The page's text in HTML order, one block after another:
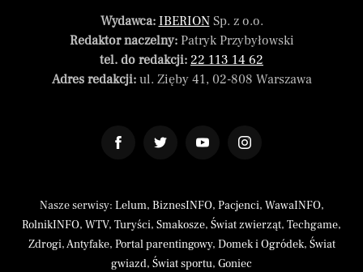
Wydawca: IBERIONSp. z o.o.
Redaktor naczelny:Patryk Przybyłowski
tel. do redakcji: 22 113 14 62
Adres redakcji:ul. Zięby 41, 02-808 Warszawa
Nasze serwisy: Lelum, BiznesINFO, Pacjenci, WawaINFO,
RolnikINFO, WTV, Turyści, Smakosze, Świat zwierząt, Techgame,
Zdrogi,Antyfake, Portal parentingowy, Domek i Ogródek, Świat
gwiazd, Świat sportu, Goniec